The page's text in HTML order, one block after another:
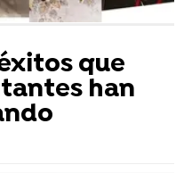
que
han